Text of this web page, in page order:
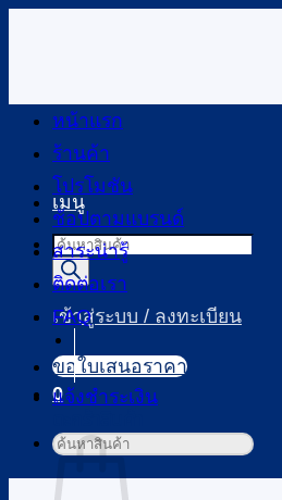
เนื้อหา
เมนู
Products
search
เข้าสู่ระบบ / ลงทะเบียน
0
หน้าแรก
ร้านค้า
โปรโมชัน
ช้อปตามแบรนด์
สาระน่ารู้
ติดต่อเรา
FAQ
ขอใบเสนอราคา
แจ้งชำระเงิน
ค้นหา: